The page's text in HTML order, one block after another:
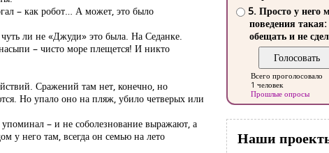
– как робот… А может, это было
ли не «Джуди» это была. На Седанке.
– чисто море плещется! И никто
Сражений там нет, конечно, но
Но упало оно на пляж, убило четверых или
– и не соболезнование выражают, а
у него там, всегда он семью на лето
5. Просто у него
поведения такая:
обещать и не
Всего проголосовало
1 человек
Прошлые опросы
Наши